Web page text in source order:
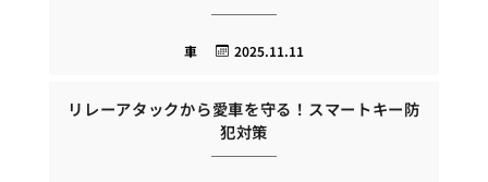
2025.11.11
車
リレーアタックから愛車を守る！スマートキー防
犯対策